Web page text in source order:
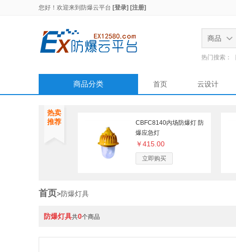
您好！欢迎来到 防爆云平台 [登录] [注册]
商品
热门搜索：
商品分类 首页 云设计
热卖
推荐
CBFC8140内场防爆灯 防
爆应急灯
￥415.00
立即购买
首页>防爆灯具
防爆灯具共0个商品